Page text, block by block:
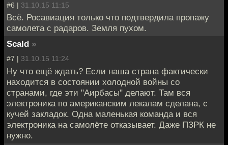
#6 | 31.10.15 11:15
Всё. Росавиация только что подтвердила пропажу
самолета с радаров. Земля пухом.
Scald »
#7 | 31.10.15 11:24
Ну что ещё ждать? Если наша страна фактически
находится в состоянии холодной войны со
странами, где эти "Аирбасы" делают. Там вся
электроника по американским лекалам сделана, с
кучей закладок. Одна маленькая команда и вся
электроника на самолёте отказывает. Даже ПЗРК не
нужно.